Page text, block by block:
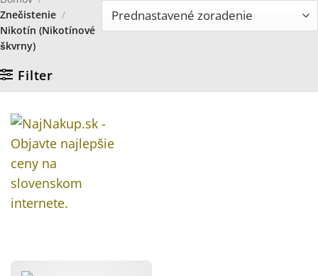
Znečistenie /
Nikotín (Nikotínové
škvrny)
Filter